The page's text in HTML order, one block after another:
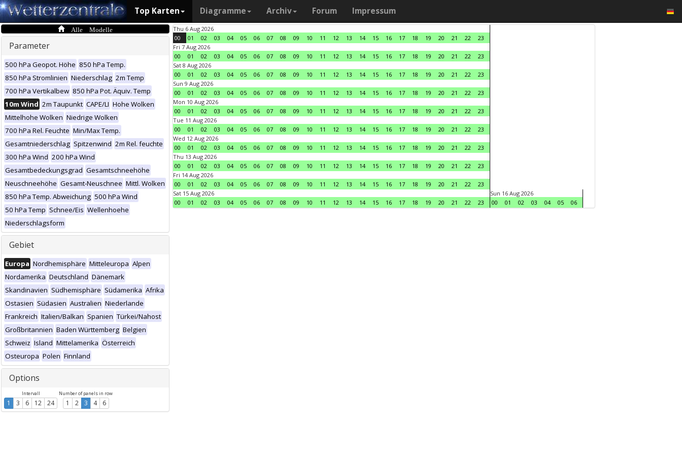
Top Karten Diagramme Archiv Forum Impressum
Alle Modelle
Parameter
500 hPa Geopot. Höhe 850 hPa Temp.
850 hPa Stromlinien Niederschlag 2m Temp
700 hPa Vertikalbew 850 hPa Pot. Äquiv. Temp
10m Wind 2m Taupunkt CAPE/LI Hohe Wolken
Mittelhohe Wolken Niedrige Wolken
700 hPa Rel. Feuchte Min/Max Temp.
Gesamtniederschlag Spitzenwind 2m Rel. feuchte
300 hPa Wind 200 hPa Wind
Gesamtbedeckungsgrad Gesamtschneehöhe
Neuschneehöhe Gesamt-Neuschnee Mittl. Wolken
850 hPa Temp. Abweichung 500 hPa Wind
50 hPa Temp Schnee/Eis Wellenhoehe
Niederschlagsform
Gebiet
Europa Nordhemisphäre Mitteleuropa Alpen
Nordamerika Deutschland Dänemark
Skandinavien Südhemisphäre Südamerika Afrika
Ostasien Südasien Australien Niederlande
Frankreich Italien/Balkan Spanien Türkei/Nahost
Großbritannien Baden Württemberg Belgien
Schweiz Island Mittelamerika Österreich
Osteuropa Polen Finnland
Options
Intervall
1 3 6 12 24
Number of panels in row
1 2 3 4 6
Thu 6 Aug 2026
00
01 02 03 04 05 06 07 08 09 10 11 12 13 14 15 16 17 18 19 20 21 22
23
Fri 7 Aug 2026
00
01 02 03 04 05 06 07 08 09 10 11 12 13 14 15 16 17 18 19 20 21 22
23
Sat 8 Aug 2026
00
01 02 03 04 05 06 07 08 09 10 11 12 13 14 15 16 17 18 19 20 21 22
23
Sun 9 Aug 2026
00
01 02 03 04 05 06 07 08 09 10 11 12 13 14 15 16 17 18 19 20 21 22
23
Mon 10 Aug 2026
00
01 02 03 04 05 06 07 08 09 10 11 12 13 14 15 16 17 18 19 20 21 22
23
Tue 11 Aug 2026
00
01 02 03 04 05 06 07 08 09 10 11 12 13 14 15 16 17 18 19 20 21 22
23
Wed 12 Aug 2026
00
01 02 03 04 05 06 07 08 09 10 11 12 13 14 15 16 17 18 19 20 21 22
23
Thu 13 Aug 2026
00
01 02 03 04 05 06 07 08 09 10 11 12 13 14 15 16 17 18 19 20 21 22
23
Fri 14 Aug 2026
00
01 02 03 04 05 06 07 08 09 10 11 12 13 14 15 16 17 18 19 20 21 22
23
Sat 15 Aug 2026
00
01 02 03 04 05 06 07 08 09 10 11 12 13 14 15 16 17 18 19 20 21 22 23
Sun 16 Aug 2026
00
01 02 03 04 05 06